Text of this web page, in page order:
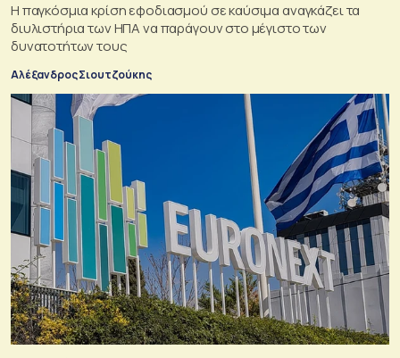
Η παγκόσμια κρίση εφοδιασμού σε καύσιμα αναγκάζει τα
διυλιστήρια των ΗΠΑ να παράγουν στο μέγιστο των
δυνατοτήτων τους
Αλέξανδρος Σιουτζούκης